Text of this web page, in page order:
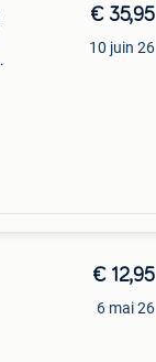
€ 35,95
10 juin 26
€ 12,95
6 mai 26